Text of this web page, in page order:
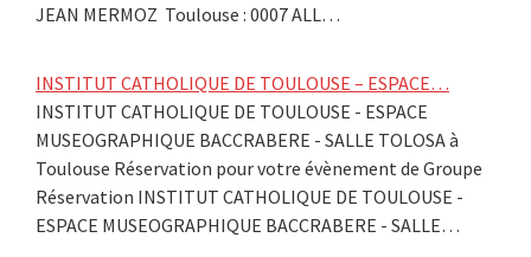
JEAN MERMOZ Toulouse : 0007 ALL…
INSTITUT CATHOLIQUE DE TOULOUSE – ESPACE…
INSTITUT CATHOLIQUE DE TOULOUSE - ESPACE
MUSEOGRAPHIQUE BACCRABERE - SALLE TOLOSA à
Toulouse Réservation pour votre évènement de Groupe
Réservation INSTITUT CATHOLIQUE DE TOULOUSE -
ESPACE MUSEOGRAPHIQUE BACCRABERE - SALLE…